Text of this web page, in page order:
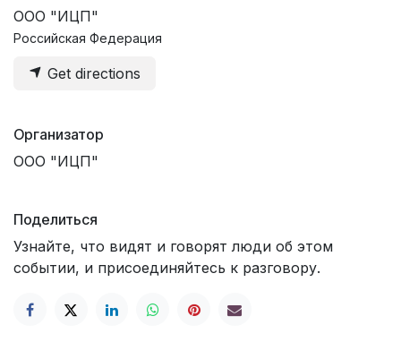
ООО "ИЦП"
Российская Федерация
Get directions
Организатор
ООО "ИЦП"
Поделиться
Узнайте, что видят и говорят люди об этом
событии, и присоединяйтесь к разговору.